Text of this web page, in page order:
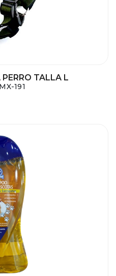
PERRO TALLA L
MX-191